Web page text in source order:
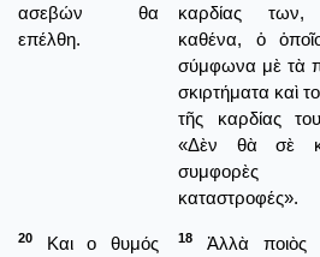
ασεβών θα
επέλθη.
καρδίας
καθένα, ὁ
σύμφωνα μὲ τὰ
σκιρτήματα καὶ
τῆς καρδίας
«Δὲν θὰ σὲ
καταστροφές».
20
Και ο θυμός
18
Ἀλλὰ ποιὸς